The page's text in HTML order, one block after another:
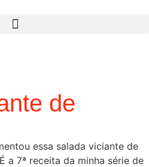
de
essa salada viciante de
a 7ª receita da minha série de